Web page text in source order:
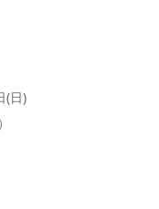
(日)
火・祝）
日(木)
日(日)
（火）